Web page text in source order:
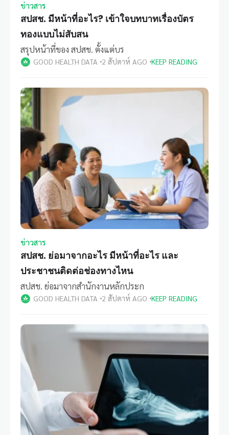
ข่าวสาร
สปสช. มีหน้าที่อะไร? เข้าใจบทบาทเรื่องบัตร
ทองแบบไม่สับสน
สรุปหน้าที่ของ สปสช. ตั้งแต่บร
GOOD HEALTH DATA 2 สัปดาห์ AGO KEEP READING
ข่าวสาร
สปสช. ย่อมาจากอะไร มีหน้าที่อะไร และ
ประชาชนติดต่อช่องทางไหน
สปสช. ย่อมาจากสำนักงานหลักประก
GOOD HEALTH DATA 2 สัปดาห์ AGO KEEP READING